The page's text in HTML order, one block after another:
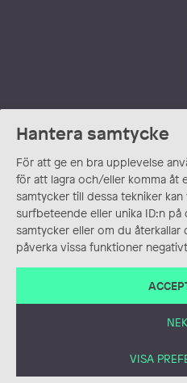
Hantera samtycke
För att ge en bra upplevelse
för att lagra och/eller komma åt
samtycker till dessa tekniker
surfbeteende eller unika ID:n
samtycker eller om du
påverka vissa funktioner
VISA